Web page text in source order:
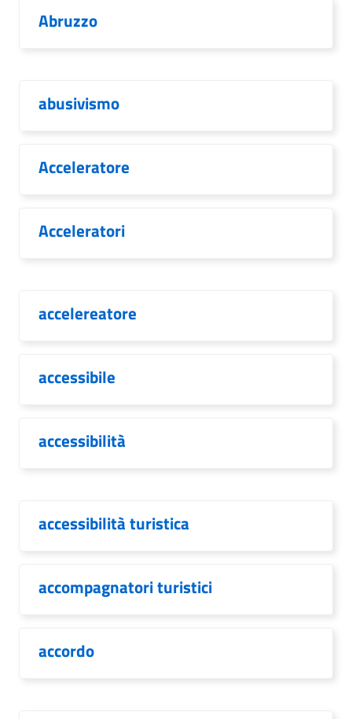
Abruzzo
abusivismo
Acceleratore
Acceleratori
accelereatore
accessibile
accessibilità
accessibilità turistica
accompagnatori turistici
accordo